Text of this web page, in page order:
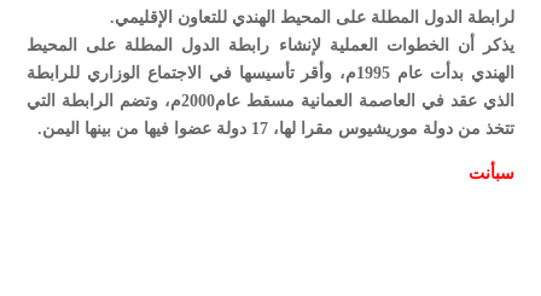
لرابطة الدول المطلة على المحيط الهندي للتعاون الإقليمي.
يذكر أن الخطوات العملية لإنشاء رابطة الدول المطلة على المحيط
الهندي بدأت عام 1995م، وأقر تأسيسها في الاجتماع الوزاري للرابطة
الذي عقد في العاصمة العمانية مسقط عام2000م، وتضم الرابطة التي
تتخذ من دولة موريشيوس مقرا لها، 17 دولة عضوا فيها من بينها اليمن.
سبأنت